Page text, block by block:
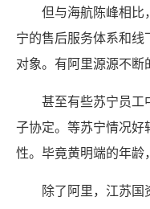
但与海航陈峰相比
宁的售后服务体系和
对象。有阿里源源不断
甚至有些苏宁员工
子协定。等苏宁情况好
性。毕竟黄明端的年龄
除了阿里，江苏国